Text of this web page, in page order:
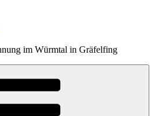
im Würmtal in Gräfelfing